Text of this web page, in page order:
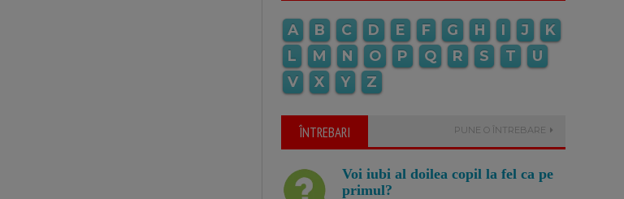
A B C D E F G H I J
K
L
M N O P Q R S T
U
V
X Y Z
ÎNTREBARI PUNE O ÎNTREBARE
Voi iubi al doilea copil la fel ca pe
primul?